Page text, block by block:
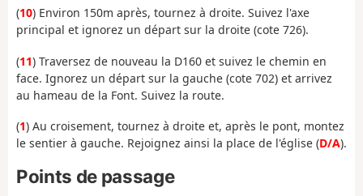
(10) Environ 150m après, tournez à droite. Suivez l'axe
principal et ignorez un départ sur la droite (cote 726).
(11) Traversez de nouveau la D160 et suivez le chemin en
face. Ignorez un départ sur la gauche (cote 702) et arrivez
au hameau de la Font. Suivez la route.
(1) Au croisement, tournez à droite et, après le pont, montez
le sentier à gauche. Rejoignez ainsi la place de l'église (D/A).
Points de passage